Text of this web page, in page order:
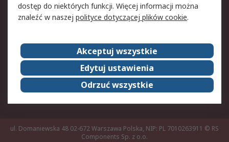
Zastrzeżenia prawne
Warunki Sprzedaży
Kontakt
O firmie RS
RS na świecie
Kariera
Nagrody dla RS
ESG
ul. Domaniewska 48 02-672 Warszawa Polska, NIP: PL 7010263911 © RS
Components Sp. z o.o.
dostęp do niektórych funkcji. Więcej informacji można
znaleźć w naszej polityce dotyczącej plików cookie.
Akceptuj wszystkie
Edytuj ustawienia
Odrzuć wszystkie